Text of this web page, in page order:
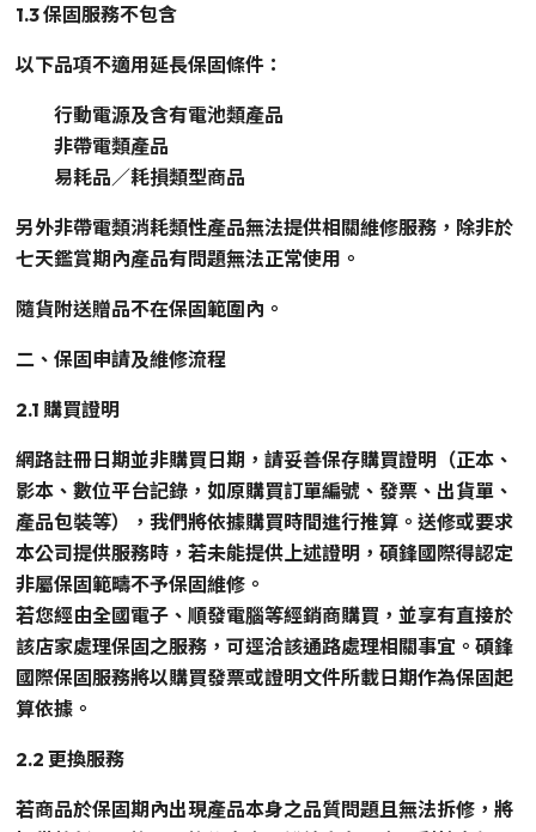
1.3 保固服務不包含
以下品項不適用延長保固條件：
行動電源及含有電池類產品
非帶電類產品
易耗品／耗損類型商品
另外非帶電類消耗類性產品無法提供相關維修服務，除非於
七天鑑賞期內產品有問題無法正常使用。
隨貨附送贈品不在保固範圍內。
二、保固申請及維修流程
2.1 購買證明
網路註冊日期並非購買日期，請妥善保存購買證明（正本、
影本、數位平台記錄，如原購買訂單編號、發票、出貨單、
產品包裝等），我們將依據購買時間進行推算。送修或要求
本公司提供服務時，若未能提供上述證明，碩鋒國際得認定
非屬保固範疇不予保固維修。
若您經由全國電子、順發電腦等經銷商購買，並享有直接於
該店家處理保固之服務，可逕洽該通路處理相關事宜。碩鋒
國際保固服務將以購買發票或證明文件所載日期作為保固起
算依據。
2.2 更換服務
若商品於保固期內出現產品本身之品質問題且無法拆修，將